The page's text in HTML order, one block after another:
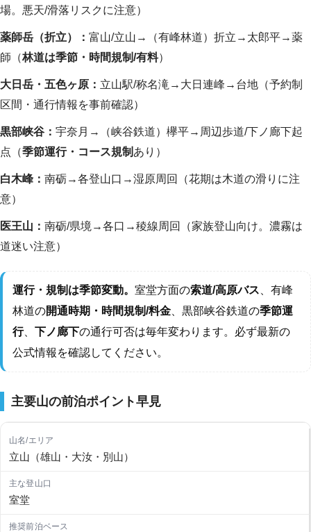
場。悪天/滑落リスクに注意）
薬師岳（折立）： 富山/立山→（有峰林道）折立→太郎平→薬
師（林道は季節・時間規制/有料）
大日岳・五色ヶ原： 立山駅/称名滝→大日連峰→台地（予約制
区間・通行情報を事前確認）
黒部峡谷： 宇奈月→（峡谷鉄道）欅平→周辺歩道/下ノ廊下起
点（季節運行・コース規制 あり）
白木峰： 南砺→各登山口→湿原周回（花期は木道の滑りに注
意）
医王山： 南砺/県境→各口→稜線周回（家族登山向け。濃霧は
道迷い注意）
運行・規制は季節変動。 室堂方面の索道/高原バス 、有峰
林道の開通時期・時間規制/料金 、黒部峡谷鉄道の季節運
行、 下ノ廊下の通行可否は毎年変わります。必ず最新の
公式情報を確認してください。
主要山の前泊ポイント早見
立山（雄山・大汝・別山）
室堂